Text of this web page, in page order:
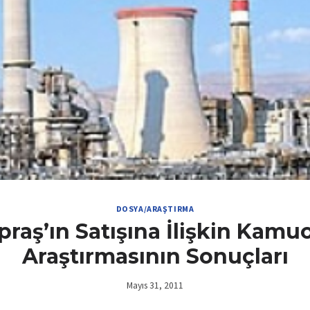
DOSYA/ARAŞTIRMA
Satışına İlişkin
Araştırmasının Sonuçları
Mayıs 31, 2011